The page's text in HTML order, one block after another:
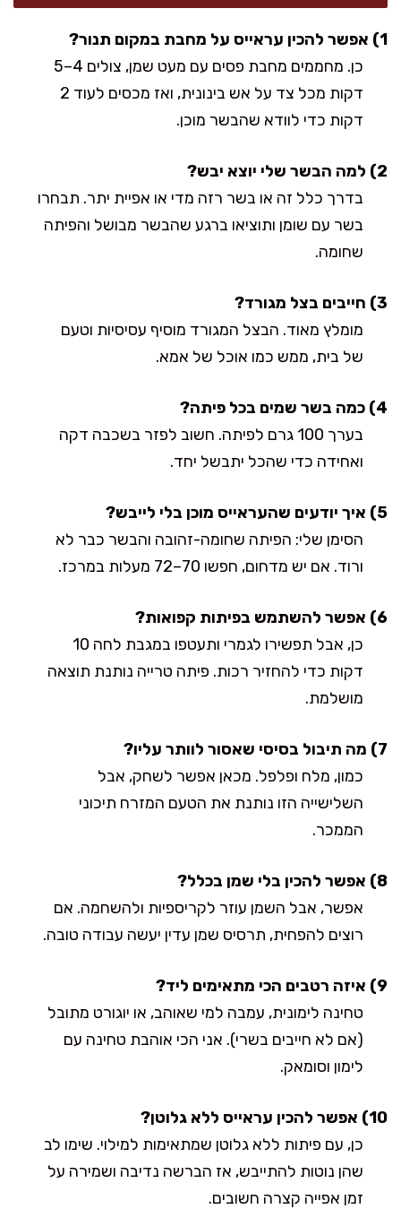
1) אפשר להכין עראייס על מחבת במקום תנור?
כן. מחממים מחבת פסים עם מעט שמן, צולים 4–5
דקות מכל צד על אש בינונית, ואז מכסים לעוד 2
דקות כדי לוודא שהבשר מוכן.
2) למה הבשר שלי יוצא יבש?
בדרך כלל זה או בשר רזה מדי או אפיית יתר. תבחרו
בשר עם שומן ותוציאו ברגע שהבשר מבושל והפיתה
שחומה.
3) חייבים בצל מגורד?
מומלץ מאוד. הבצל המגורד מוסיף עסיסיות וטעם
של בית, ממש כמו אוכל של אמא.
4) כמה בשר שמים בכל פיתה?
בערך 100 גרם לפיתה. חשוב לפזר בשכבה דקה
ואחידה כדי שהכל יתבשל יחד.
5) איך יודעים שהעראייס מוכן בלי לייבש?
הסימן שלי: הפיתה שחומה-זהובה והבשר כבר לא
ורוד. אם יש מדחום, חפשו 70–72 מעלות במרכז.
6) אפשר להשתמש בפיתות קפואות?
כן, אבל תפשירו לגמרי ותעטפו במגבת לחה 10
דקות כדי להחזיר רכות. פיתה טרייה נותנת תוצאה
מושלמת.
7) מה תיבול בסיסי שאסור לוותר עליו?
כמון, מלח ופלפל. מכאן אפשר לשחק, אבל
השלישייה הזו נותנת את הטעם המזרח תיכוני
הממכר.
8) אפשר להכין בלי שמן בכלל?
אפשר, אבל השמן עוזר לקריספיות ולהשחמה. אם
רוצים להפחית, תרסיס שמן עדין יעשה עבודה טובה.
9) איזה רטבים הכי מתאימים ליד?
טחינה לימונית, עמבה למי שאוהב, או יוגורט מתובל
(אם לא חייבים בשרי). אני הכי אוהבת טחינה עם
לימון וסומאק.
10) אפשר להכין עראייס ללא גלוטן?
כן, עם פיתות ללא גלוטן שמתאימות למילוי. שימו לב
שהן נוטות להתייבש, אז הברשה נדיבה ושמירה על
זמן אפייה קצרה חשובים.